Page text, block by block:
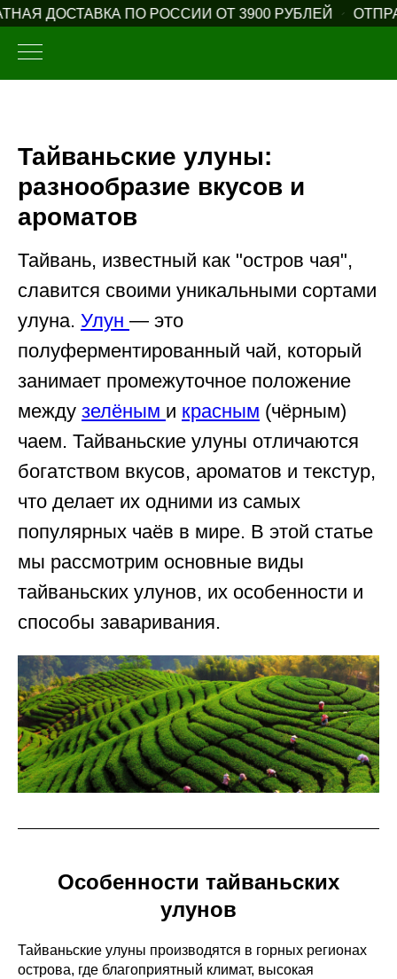
ДОСТАВКА ПО РОССИИ ОТ 3900 РУБЛЕЙ
Тайваньские улуны:
разнообразие вкусов и
ароматов
Тайвань, известный как "остров чая",
славится своими уникальными сортами
улуна. Улун — это
полуферментированный чай, который
занимает промежуточное положение
между зелёным и красным (чёрным)
чаем. Тайваньские улуны отличаются
богатством вкусов, ароматов и текстур,
что делает их одними из самых
популярных чаёв в мире. В этой статье
мы рассмотрим основные виды
тайваньских улунов, их особенности и
способы заваривания.
Особенности тайваньских
улунов
Тайваньские улуны производятся в горных регионах
острова, где благоприятный климат, высокая